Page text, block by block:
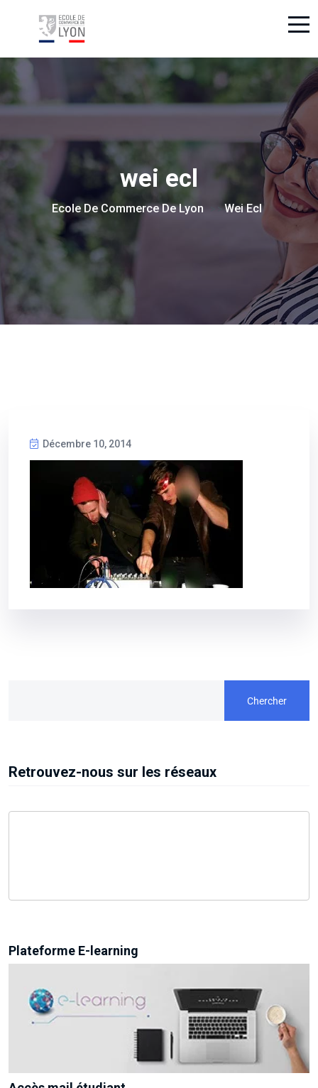
wei ecl
Ecole De Commerce De Lyon > >Wei Ecl
Décembre 10, 2014
Chercher
Retrouvez-nous sur les réseaux
Plateforme E-learning